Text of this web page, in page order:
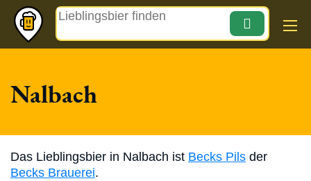
Magazin
Nalbach
Das Lieblingsbier in Nalbach ist Becks Pils der
Becks Brauerei.